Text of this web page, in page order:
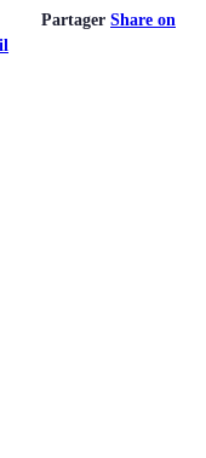
Partager Share on